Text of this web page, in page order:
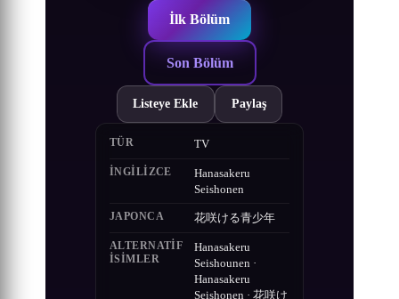
İlk Bölüm
Son Bölüm
Listeye Ekle Paylaş
TÜR TV
İNGILIZCE
Hanasakeru
Seishonen
JAPONCA 花咲ける青少年
ALTERNATIF
ISIMLER
Hanasakeru
Seishounen ·
Hanasakeru
Seishonen · 花咲け